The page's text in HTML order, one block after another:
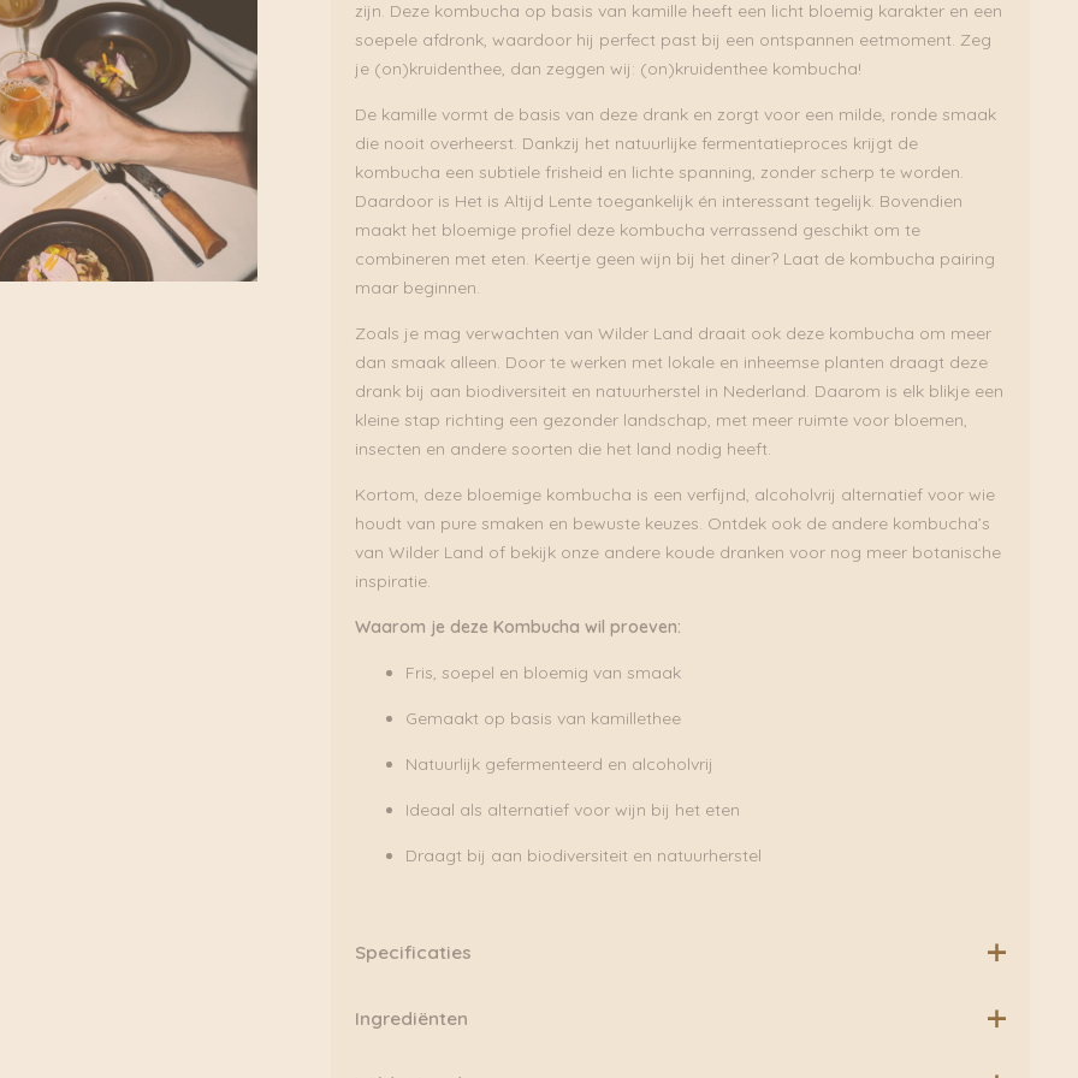
zijn. Deze kombucha op basis van kamille heeft een licht bloemig karakter en een
soepele afdronk, waardoor hij perfect past bij een ontspannen eetmoment. Zeg
je (on)kruidenthee, dan zeggen wij: (on)kruidenthee kombucha!
De kamille vormt de basis van deze drank en zorgt voor een milde, ronde smaak
die nooit overheerst. Dankzij het natuurlijke fermentatieproces krijgt de
kombucha een subtiele frisheid en lichte spanning, zonder scherp te worden.
Daardoor is Het is Altijd Lente toegankelijk én interessant tegelijk. Bovendien
maakt het bloemige profiel deze kombucha verrassend geschikt om te
combineren met eten. Keertje geen wijn bij het diner? Laat de kombucha pairing
maar beginnen.
Zoals je mag verwachten van Wilder Land draait ook deze kombucha om meer
dan smaak alleen. Door te werken met lokale en inheemse planten draagt deze
drank bij aan biodiversiteit en natuurherstel in Nederland. Daarom is elk blikje een
kleine stap richting een gezonder landschap, met meer ruimte voor bloemen,
insecten en andere soorten die het land nodig heeft.
Kortom, deze bloemige kombucha is een verfijnd, alcoholvrij alternatief voor wie
houdt van pure smaken en bewuste keuzes. Ontdek ook de andere kombucha’s
van Wilder Land of bekijk onze andere koude dranken voor nog meer botanische
inspiratie.
Waarom je deze Kombucha wil proeven:
Fris, soepel en bloemig van smaak
Gemaakt op basis van kamillethee
Natuurlijk gefermenteerd en alcoholvrij
Ideaal als alternatief voor wijn bij het eten
Draagt bij aan biodiversiteit en natuurherstel
Specificaties
Inhoud per blikje:
Ingrediënten